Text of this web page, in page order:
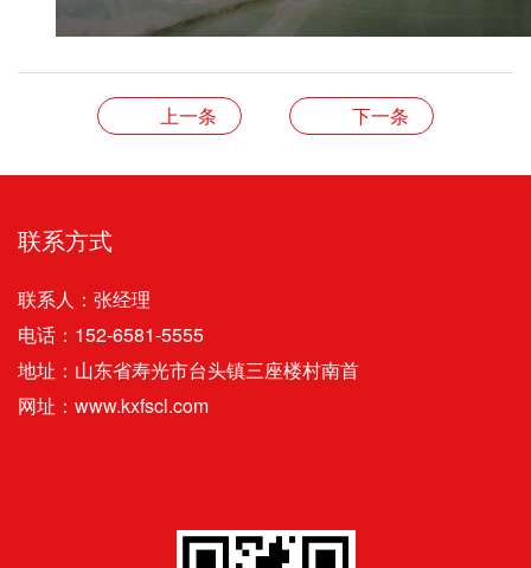
上一条 下一条
联系方式
联系人：张经理
电话：152-6581-5555
地址：山东省寿光市台头镇三座楼村南首
网址：www.kxfscl.com